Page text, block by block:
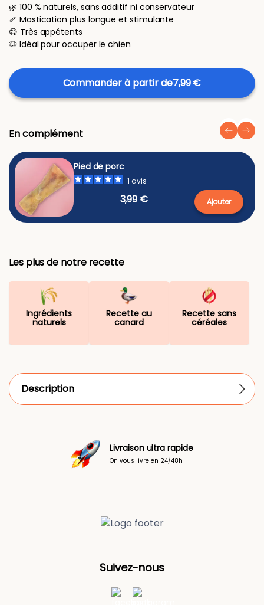
🌿 100 % naturels, sans additif ni conservateur
🦴 Mastication plus longue et stimulante
😋 Très appétents
🐶 Idéal pour occuper le chien
Commander à partir de7,99 €
En complément
Pied de porc
1 avis
3,99 € Ajouter
Les plus de notre recette
Ingrédients
naturels
Recette au
canard
Recette sans
céréales
Description
Livraison ultra rapide
On vous livre en 24/48h
Suivez-nous